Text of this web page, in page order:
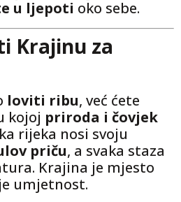
​​u ljepoti oko sebe.
Krajinu za
loviti ribu, već ćete
kojoj priroda i čovjek
rijeka nosi svoju
priču, a svaka staza
Krajina je mjesto
umjetnost.